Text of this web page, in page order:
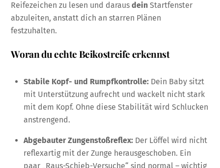
Reifezeichen zu lesen und darausdein Startfenster
abzuleiten, anstatt dich an starren Plänen
festzuhalten.
Woran du echte Beikostreife erkennst
Stabile Kopf- und Rumpfkontrolle: Dein Baby sitzt
mit Unterstützung aufrecht und wackelt nicht stark
mit dem Kopf. Ohne diese Stabilität wird Schlucken
anstrengend.
Abgebauter Zungenstoßreflex: Der Löffel wird nicht
reflexartig mit der Zunge herausgeschoben. Ein
paar „Raus-Schieb-Versuche“ sind normal – wichtig